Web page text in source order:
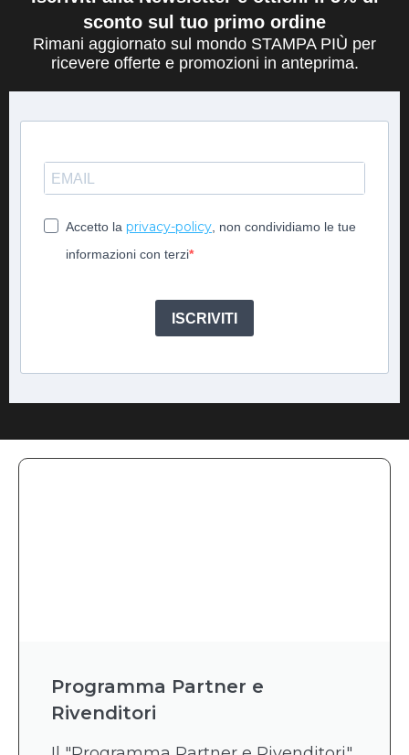
sconto sul tuo primo ordine
Rimani aggiornato sul mondo STAMPA PIÙ per
ricevere offerte e promozioni in anteprima.
Accetto la privacy-policy , non condividiamo le tue
informazioni con terzi
ISCRIVITI
Programma Partner e
Rivenditori